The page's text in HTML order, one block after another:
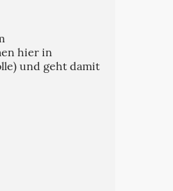
hier in
und geht damit